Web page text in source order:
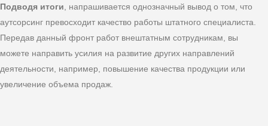
Подводя итоги , напрашивается однозначный вывод о том, что
аутсорсинг превосходит качество работы штатного специалиста.
Передав данный фронт работ внештатным сотрудникам, вы
можете направить усилия на развитие других направлений
деятельности, например, повышение качества продукции или
увеличение объема продаж.